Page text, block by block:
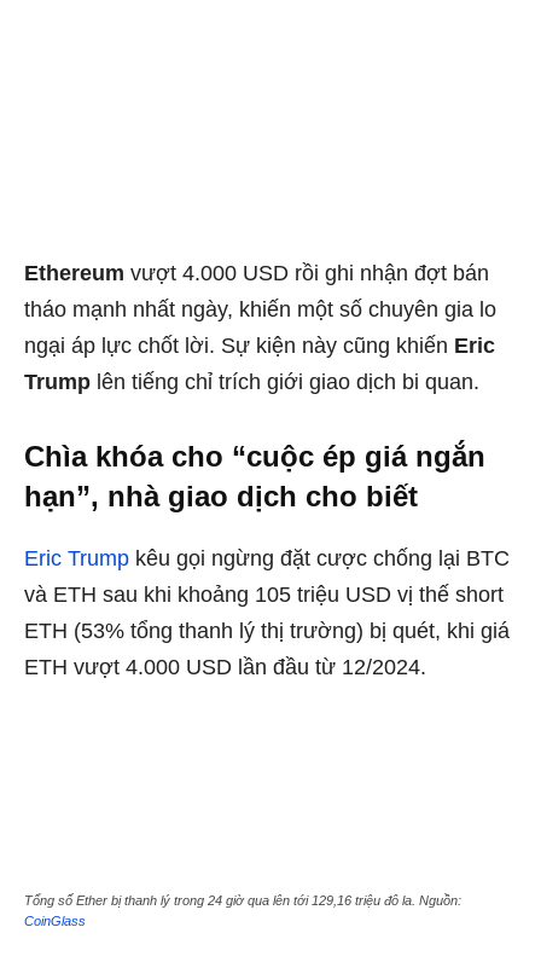
Ethereum vượt 4.000 USD rồi ghi nhận đợt bán
tháo mạnh nhất ngày, khiến một số chuyên gia lo
ngại áp lực chốt lời. Sự kiện này cũng khiến Eric
Trump lên tiếng chỉ trích giới giao dịch bi quan.
Chìa khóa cho “cuộc ép giá ngắn
hạn”, nhà giao dịch cho biết
Eric Trump kêu gọi ngừng đặt cược chống lại BTC
và ETH sau khi khoảng 105 triệu USD vị thế short
ETH (53% tổng thanh lý thị trường) bị quét, khi giá
ETH vượt 4.000 USD lần đầu từ 12/2024.
Tổng số Ether bị thanh lý trong 24 giờ qua lên tới 129,16 triệu đô la. Nguồn:
CoinGlass